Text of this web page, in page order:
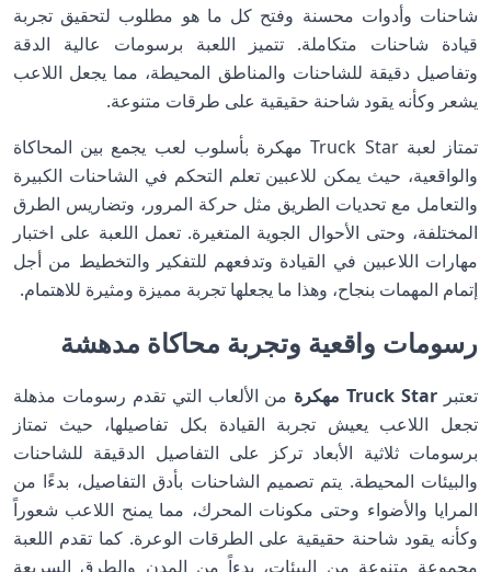
شاحنات وأدوات محسنة وفتح كل ما هو مطلوب لتحقيق تجربة
قيادة شاحنات متكاملة. تتميز اللعبة برسومات عالية الدقة
وتفاصيل دقيقة للشاحنات والمناطق المحيطة، مما يجعل اللاعب
يشعر وكأنه يقود شاحنة حقيقية على طرقات متنوعة.
تمتاز لعبة Truck Star مهكرة بأسلوب لعب يجمع بين المحاكاة
والواقعية، حيث يمكن للاعبين تعلم التحكم في الشاحنات الكبيرة
والتعامل مع تحديات الطريق مثل حركة المرور، وتضاريس الطرق
المختلفة، وحتى الأحوال الجوية المتغيرة. تعمل اللعبة على اختبار
مهارات اللاعبين في القيادة وتدفعهم للتفكير والتخطيط من أجل
إتمام المهمات بنجاح، وهذا ما يجعلها تجربة مميزة ومثيرة للاهتمام.
رسومات واقعية وتجربة محاكاة مدهشة
تعتبر Truck Star مهكرة
من الألعاب التي تقدم رسومات مذهلة
تجعل اللاعب يعيش تجربة القيادة بكل تفاصيلها، حيث تمتاز
برسومات ثلاثية الأبعاد تركز على التفاصيل الدقيقة للشاحنات
والبيئات المحيطة. يتم تصميم الشاحنات بأدق التفاصيل، بدءًا من
المرايا والأضواء وحتى مكونات المحرك، مما يمنح اللاعب شعوراً
وكأنه يقود شاحنة حقيقية على الطرقات الوعرة. كما تقدم اللعبة
مجموعة متنوعة من البيئات، بدءاً من المدن والطرق السريعة